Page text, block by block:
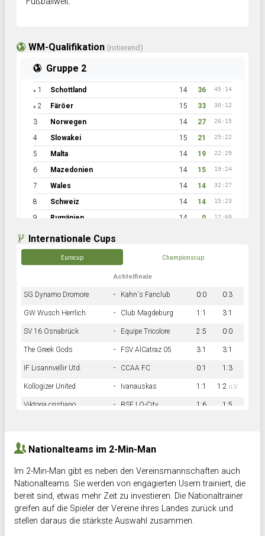
WM-Qualifikation (rotierend)
Gruppe 2
● 1 Schottland 14 36 45:14
● 2 Färöer 15 33 30:12
3 Norwegen 14 27 26:15
4 Slowakei 15 21 25:22
5 Malta 14 19 22:29
6 Mazedonien 14 15 19:24
7 Wales 14 14 32:27
8 Schweiz 14 14 15:23
9 Rumänien 14 0 12:60
Internationale Cups
Eurocup Championscup
Achtelfinale
SG Dynamo Dromore - Kahn´s Fanclub 0:0 0:3
GW Wusch Herrlich - Club Magdeburg 1:1 3:1
SV 16 Osnabrück - Equipe Tricolore 2:5 0:0
The Greek Gods - FSV AlCatraz 05 3:1 3:1
IF Lisannvellir Utd. - CCAA FC 0:1 1:3
Kollogizer United - Ivanauskas 1:1 1:2 n.V.
Viktoria cristiano - BSF LO-City 1:6 1:5
Nationalteams im 2-Min-Man
Im 2-Min-Man gibt es neben den Vereinsmannschaften auch
Nationalteams. Sie werden von engagierten Usern trainiert, die
bereit sind, etwas mehr Zeit zu investieren. Die Nationaltrainer
greifen auf die Spieler der Vereine ihres Landes zurück und
stellen daraus die stärkste Auswahl zusammen.